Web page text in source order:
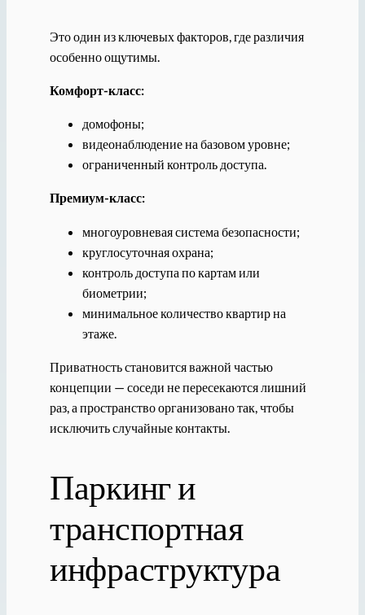
Это один из ключевых факторов, где различия
особенно ощутимы.
Комфорт-класс:
домофоны;
видеонаблюдение на базовом уровне;
ограниченный контроль доступа.
Премиум-класс:
многоуровневая система безопасности;
круглосуточная охрана;
контроль доступа по картам или
биометрии;
минимальное количество квартир на
этаже.
Приватность становится важной частью
концепции — соседи не пересекаются лишний
раз, а пространство организовано так, чтобы
исключить случайные контакты.
Паркинг и
транспортная
инфраструктура